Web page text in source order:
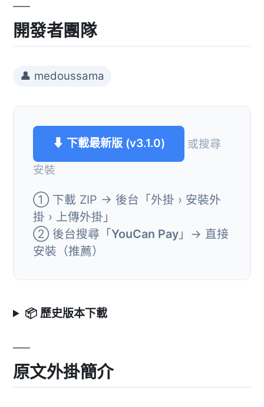
開發者團隊
👤 medoussama
⬇ 下載最新版 (v3.1.0)
或搜尋
安裝
① 下載 ZIP → 後台「外掛 › 安裝外
掛 › 上傳外掛」
② 後台搜尋「YouCan Pay 」→ 直接
安裝（推薦）
📦 歷史版本下載
原文外掛簡介